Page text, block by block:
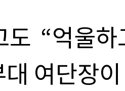
도 “억울
여단장